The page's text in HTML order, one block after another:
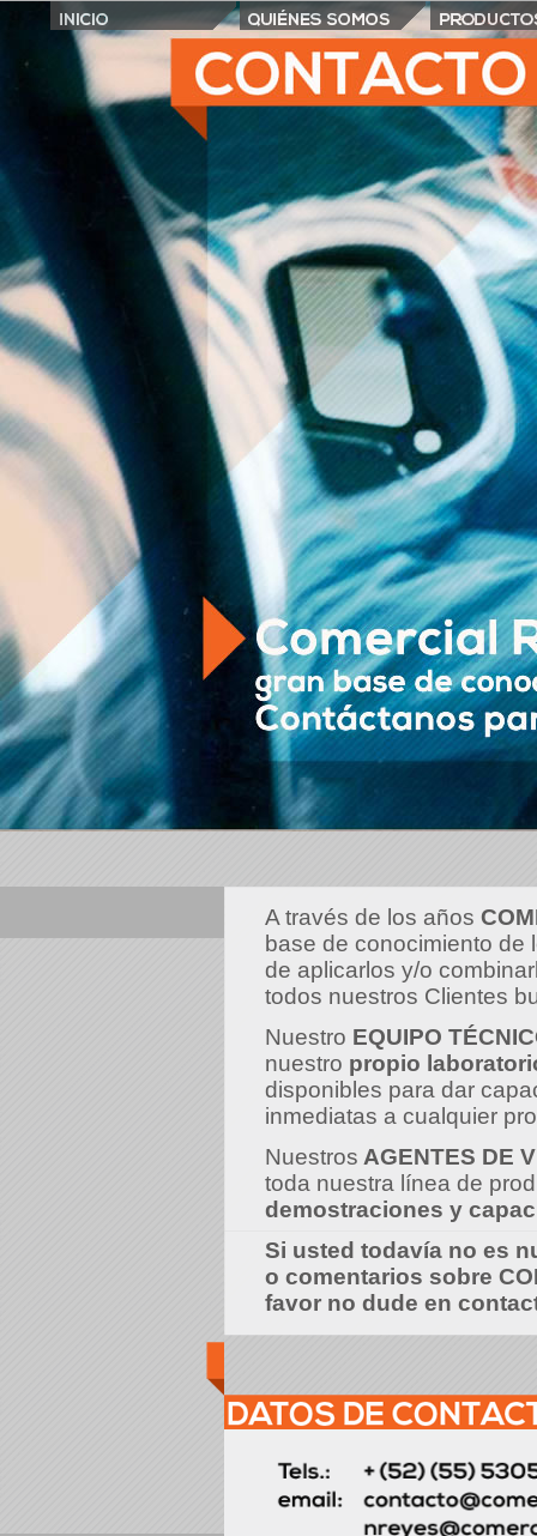
A través de los años
base de conocimiento de
de aplicarlos y/o
todos nuestros Clientes
Nuestro EQUIPO
nuestro propio
disponibles para dar
inmediatas a cualquier
Nuestros AGENTES DE
toda nuestra línea de
demostraciones y
Si usted todavía no es
o comentarios sobre
favor no dude en